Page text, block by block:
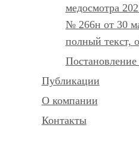
медосмотра
№ 266н от 30
полный текст,
Публикации
О компании
Контакты